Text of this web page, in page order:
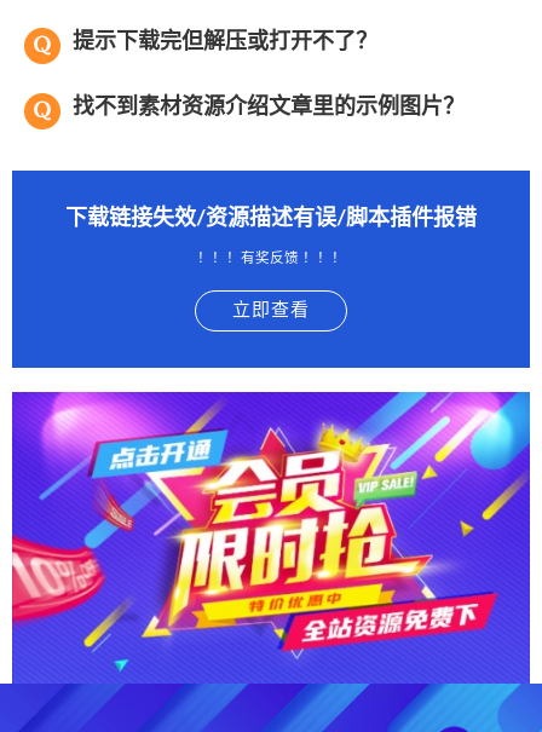
提示下载完但解压或打开不了？
找不到素材资源介绍文章里的示例图片？
下载链接失效/资源描述有误/脚本插件报错
！！！有奖反馈 ！！！
立即查看